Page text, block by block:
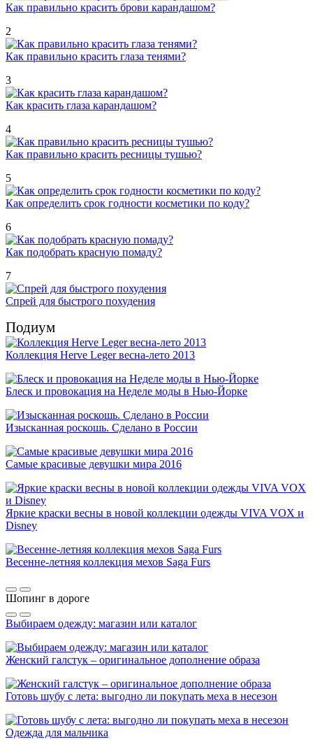
Как правильно красить брови карандашом?
2
Как правильно красить глаза тенями?
3
Как красить глаза карандашом?
4
Как правильно красить ресницы тушью?
5
Как определить срок годности косметики по коду?
6
Как подобрать красную помаду?
7
Спрей для быстрого похудения
Подиум
Коллекция Herve Leger весна-лето 2013
Блеск и провокация на Неделе моды в Нью-Йорке
Изысканная роскошь. Сделано в России
Самые красивые девушки мира 2016
Яркие краски весны в новой коллекции одежды VIVA VOX и
Disney
Весенне-летняя коллекция мехов Saga Furs
Шопинг в дороге
Выбираем одежду: магазин или каталог
Женский галстук – оригинальное дополнение образа
Готовь шубу с лета: выгодно ли покупать меха в несезон
Одежда для мальчика